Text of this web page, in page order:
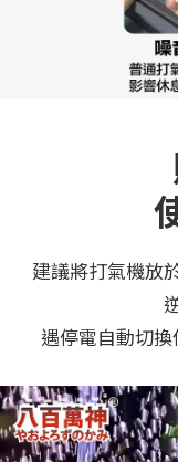
建議將打氣機放
遇停電自動切